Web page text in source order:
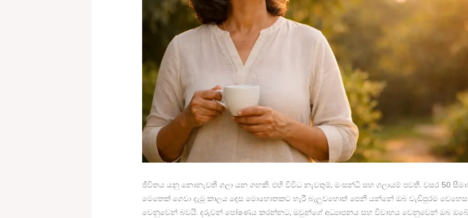
ජීවිතය යනු නොනැවතී ගලා යන ගඟකි. එහි විවිධ නැවතුම්, මංසන්ධි සහ ගලායම් පවතී. වසර 50
මෙතෙක් ගෙවා දැමූ කාලය දෙස මොහොතකට හැරී බැලුවහොත් පෙනී යන්නේ ඔබ වැඩිපුරම
වෙනුවෙන් බවයි. දරුවන් පෝෂණය කරන්නට, ඔවුන්ගේ අධ්‍යාපනය සහ විවාහය වෙනුවෙන් ඔබ